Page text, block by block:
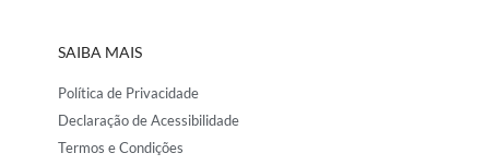
SAIBA MAIS
Política de Privacidade
Declaração de Acessibilidade
Termos e Condições